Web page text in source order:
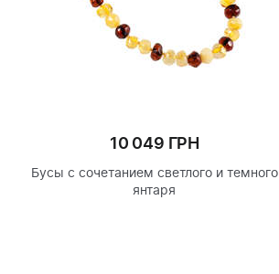
10 049 ГРН
Бусы с сочетанием светлого и темного
янтаря